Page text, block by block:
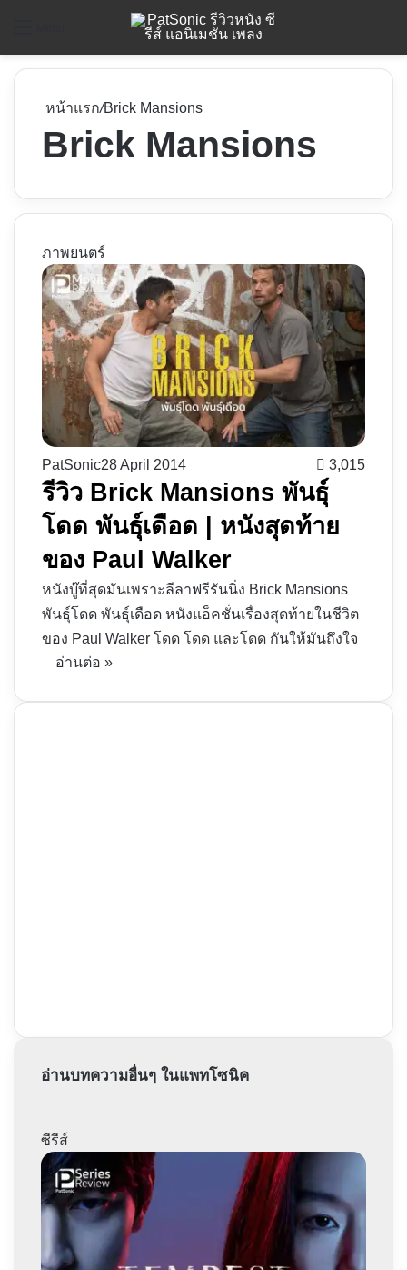
หน้าแรก/Brick Mansions
Brick Mansions
ภาพยนตร์
PatSonic28 April 2014 3,015
รีวิว Brick Mansions พันธุ์
โดด พันธุ์เดือด | หนังสุดท้าย
ของ Paul Walker
หนังบู๊ที่สุดมันเพราะลีลาฟรีรันนิ่ง Brick Mansions
พันธุ์โดด พันธุ์เดือด หนังแอ็คชั่นเรื่องสุดท้ายในชีวิต
ของ Paul Walker โดด โดด และโดด กันให้มันถึงใจ
อ่านต่อ »
อ่านบทความอื่นๆ ในแพทโซนิค
ซีรีส์